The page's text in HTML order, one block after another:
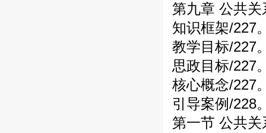
第九章 公共
知识框架/227
教学目标/227
思政目标/227
核心概念/227
引导案例/228
第一节 公共